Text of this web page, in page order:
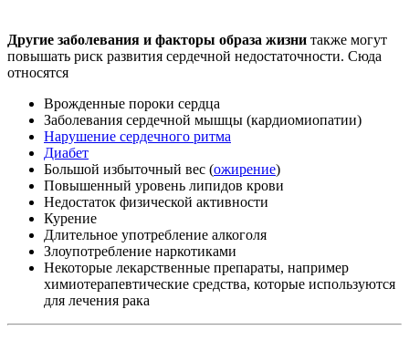
Другие заболевания и факторы образа жизни также могут
повышать риск развития сердечной недостаточности. Сюда
относятся
Врожденные пороки сердца
Заболевания сердечной мышцы (кардиомиопатии)
Нарушение сердечного ритма
Диабет
Большой избыточный вес (ожирение)
Повышенный уровень липидов крови
Недостаток физической активности
Курение
Длительное употребление алкоголя
Злоупотребление наркотиками
Некоторые лекарственные препараты, например
химиотерапевтические средства, которые используются
для лечения рака